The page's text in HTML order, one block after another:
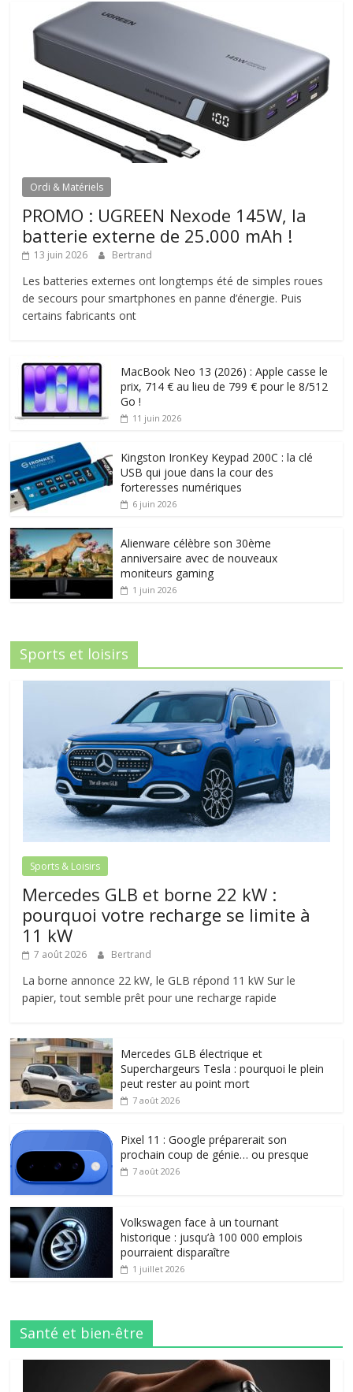
Ordi & Matériels
PROMO : UGREEN Nexode 145W, la
batterie externe de 25.000 mAh !
13 juin 2026 Bertrand
Les batteries externes ont longtemps été de simples roues
de secours pour smartphones en panne d’énergie. Puis
certains fabricants ont
MacBook Neo 13 (2026) : Apple casse le
prix, 714 € au lieu de 799 € pour le 8/512
Go !
11 juin 2026
Kingston IronKey Keypad 200C : la clé
USB qui joue dans la cour des
forteresses numériques
6 juin 2026
Alienware célèbre son 30ème
anniversaire avec de nouveaux
moniteurs gaming
1 juin 2026
Sports et loisirs
Sports & Loisirs
Mercedes GLB et borne 22 kW :
pourquoi votre recharge se limite à
11 kW
7 août 2026 Bertrand
La borne annonce 22 kW, le GLB répond 11 kW Sur le
papier, tout semble prêt pour une recharge rapide
Mercedes GLB électrique et
Superchargeurs Tesla : pourquoi le plein
peut rester au point mort
7 août 2026
Pixel 11 : Google préparerait son
prochain coup de génie… ou presque
7 août 2026
Volkswagen face à un tournant
historique : jusqu’à 100 000 emplois
pourraient disparaître
1 juillet 2026
Santé et bien-être